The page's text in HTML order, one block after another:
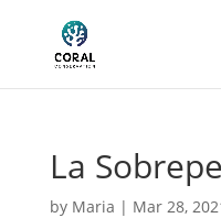
La
by Maria | Mar 28,